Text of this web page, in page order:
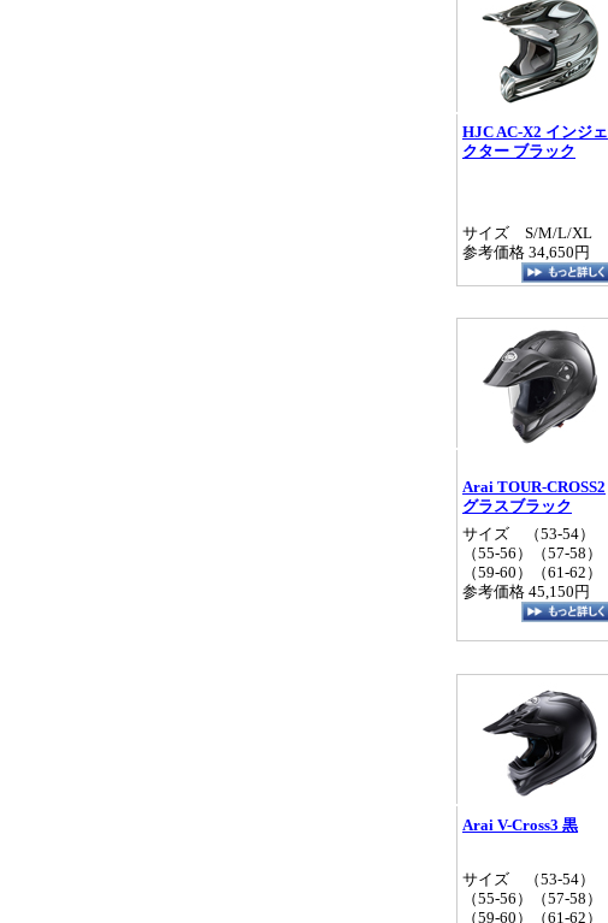
HJC AC-X2 インジェ
クター ブラック
サイズ S/M/L/XL
参考価格 34,650円
Arai TOUR-CROSS2
グラスブラック
サイズ （53‐54）
（55‐56）（57‐58）
（59‐60）（61‐62）
参考価格 45,150円
Arai V-Cross3 黒
サイズ （53‐54）
（55‐56）（57‐58）
（59‐60）（61‐62）